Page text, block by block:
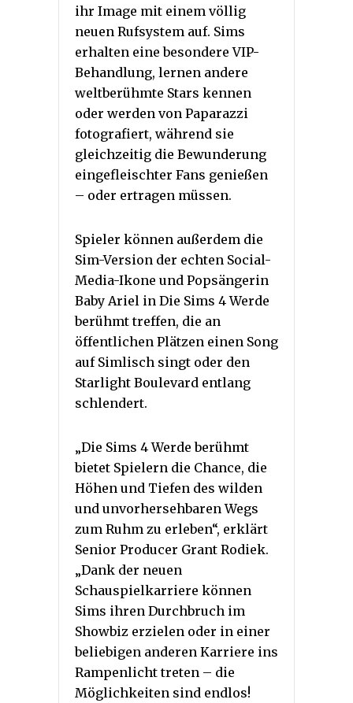
ihr Image mit einem völlig
neuen Rufsystem auf. Sims
erhalten eine besondere VIP-
Behandlung, lernen andere
weltberühmte Stars kennen
oder werden von Paparazzi
fotografiert, während sie
gleichzeitig die Bewunderung
eingefleischter Fans genießen
– oder ertragen müssen.
Spieler können außerdem die
Sim-Version der echten Social-
Media-Ikone und Popsängerin
Baby Ariel in Die Sims 4 Werde
berühmt treffen, die an
öffentlichen Plätzen einen Song
auf Simlisch singt oder den
Starlight Boulevard entlang
schlendert.
„Die Sims 4 Werde berühmt
bietet Spielern die Chance, die
Höhen und Tiefen des wilden
und unvorhersehbaren Wegs
zum Ruhm zu erleben“, erklärt
Senior Producer Grant Rodiek.
„Dank der neuen
Schauspielkarriere können
Sims ihren Durchbruch im
Showbiz erzielen oder in einer
beliebigen anderen Karriere ins
Rampenlicht treten – die
Möglichkeiten sind endlos!